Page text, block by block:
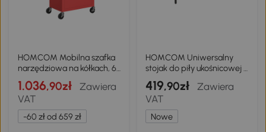
HOMCOM Mobilna szafka
narzędziowa na kółkach, 6
szuflad, 2 szafki, stal,
zamykana, czerwony
1.036,90zł
Zawiera
VAT
-60 zł od 659 zł
HOMCOM Uniwersalny
stojak do piły ukośnicowej z
wysuwanymi rolkami i
ramionami
podpierającymi, przenośny
stojak z składanymi
nogami
419,90zł
Zawiera
VAT
Nowe